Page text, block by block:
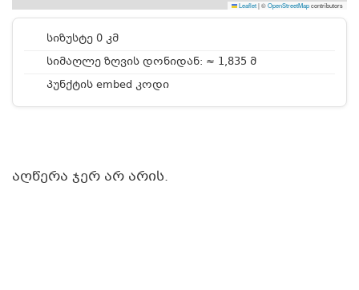
Leaflet|©OpenStreetMapcontributors
სიზუსტე 0 კმ
სიმაღლე ზღვის დონიდან: ≈ 1,835 მ
პუნქტის embed კოდი
აღწერა ჯერ არ არის.